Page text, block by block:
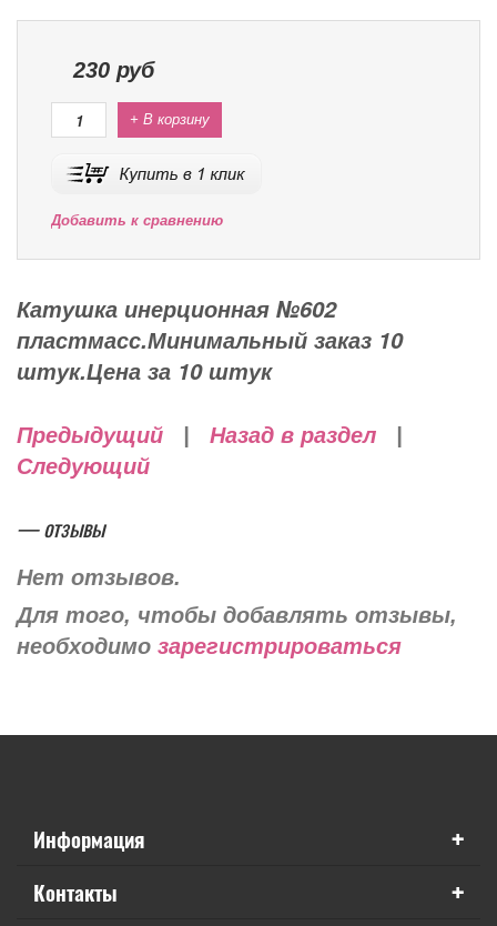
230 руб
+ В корзину
Добавить к сравнению
Катушка инерционная №602
пластмасс.Минимальный заказ 10
штук.Цена за 10 штук
Предыдущий Назад в раздел
Следующий
— отзывы
Нет отзывов.
Для того, чтобы добавлять отзывы,
необходимо зарегистрироваться
Информация +
Контакты +